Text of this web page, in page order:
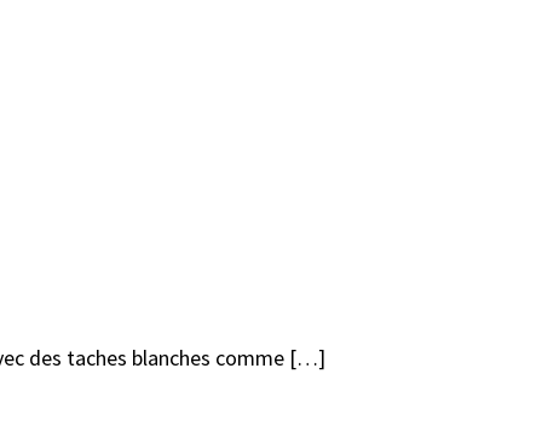
des taches blanches comme […]